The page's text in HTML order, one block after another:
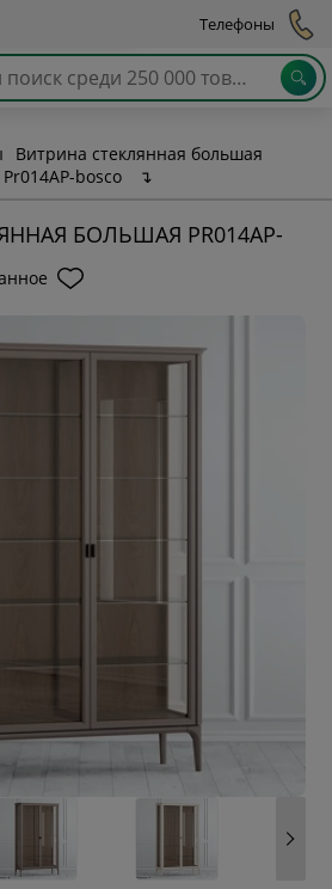
Телефоны
Витрина стеклянная большая
Pr014AP-bosco
↴
БОЛЬШАЯ PR014AP-